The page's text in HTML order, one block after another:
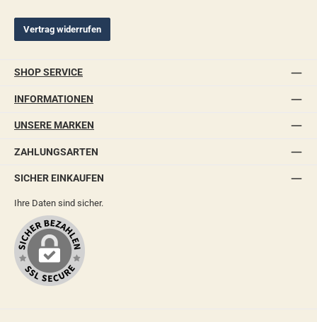
Vertrag widerrufen
SHOP SERVICE
INFORMATIONEN
UNSERE MARKEN
ZAHLUNGSARTEN
SICHER EINKAUFEN
Ihre Daten sind sicher.